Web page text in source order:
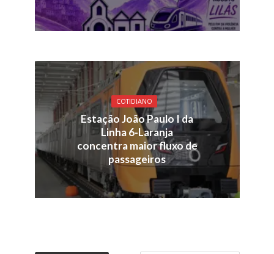
COTIDIANO
Estação João Paulo I da
Linha 6-Laranja
concentra maior fluxo de
passageiros